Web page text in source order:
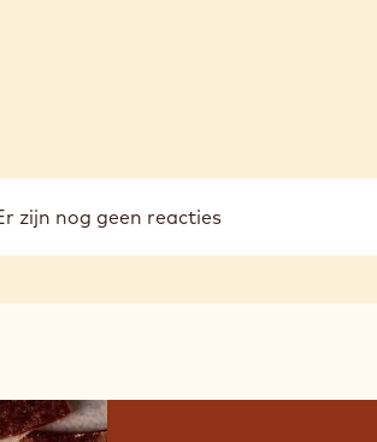
zijn nog geen reacties